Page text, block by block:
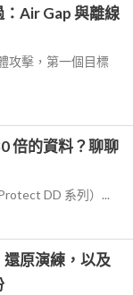
Air Gap 與離線
攻擊，第一個目標
倍的資料？聊聊
DD 系列）...
原演練，以及